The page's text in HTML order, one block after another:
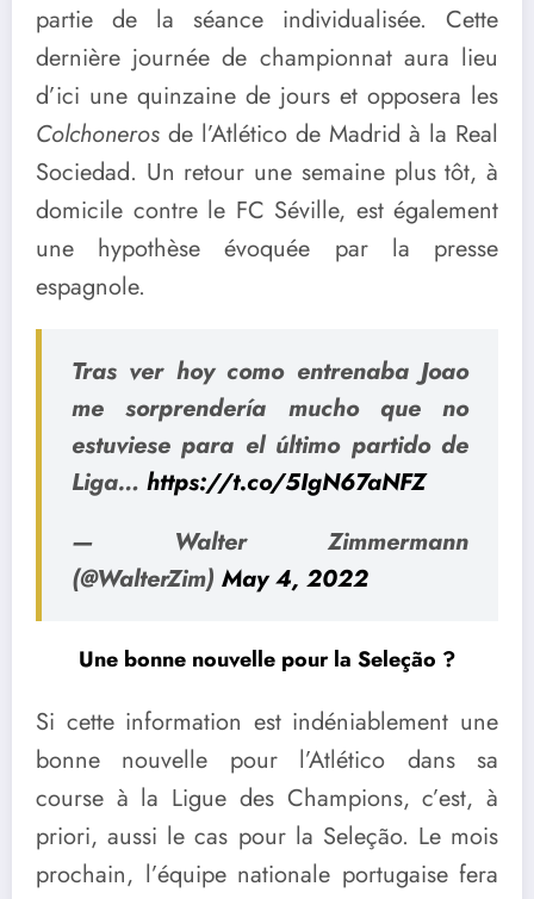
partie de la séance individualisée. Cette
dernière journée de championnat aura lieu
d’ici une quinzaine de jours et opposera les
Colchoneros de l’Atlético de Madrid à la Real
Sociedad. Un retour une semaine plus tôt, à
domicile contre le FC Séville, est également
une hypothèse évoquée par la presse
espagnole.
Tras ver hoy como entrenaba Joao
me sorprendería mucho que no
estuviese para el último partido de
Liga… https://t.co/5IgN67aNFZ
— Walter Zimmermann
(@WalterZim) May 4, 2022
Une bonne nouvelle pour la Seleção ?
Si cette information est indéniablement une
bonne nouvelle pour l’Atlético dans sa
course à la Ligue des Champions, c’est, à
priori, aussi le cas pour la Seleção. Le mois
prochain, l’équipe nationale portugaise fera